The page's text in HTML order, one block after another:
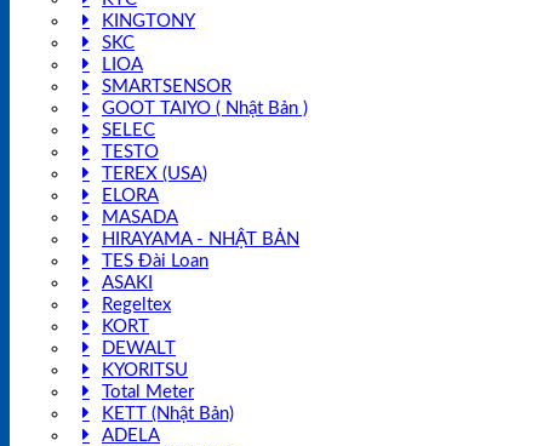
KINGTONY
SKC
LIOA
SMARTSENSOR
GOOT TAIYO ( Nhật Bản )
SELEC
TESTO
TEREX (USA)
ELORA
MASADA
HIRAYAMA - NHẬT BẢN
TES Đài Loan
ASAKI
Regeltex
KORT
DEWALT
KYORITSU
Total Meter
KETT (Nhật Bản)
ADELA